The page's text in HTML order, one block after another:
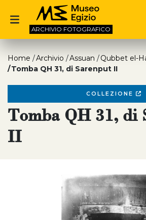
ARCHIVIO FOTOGRAFICO
Home Archivio Assuan
Qubbet el-
Tomba QH 31, di Sarenput II
COLLEZIONE
Tomba QH 31, di
II